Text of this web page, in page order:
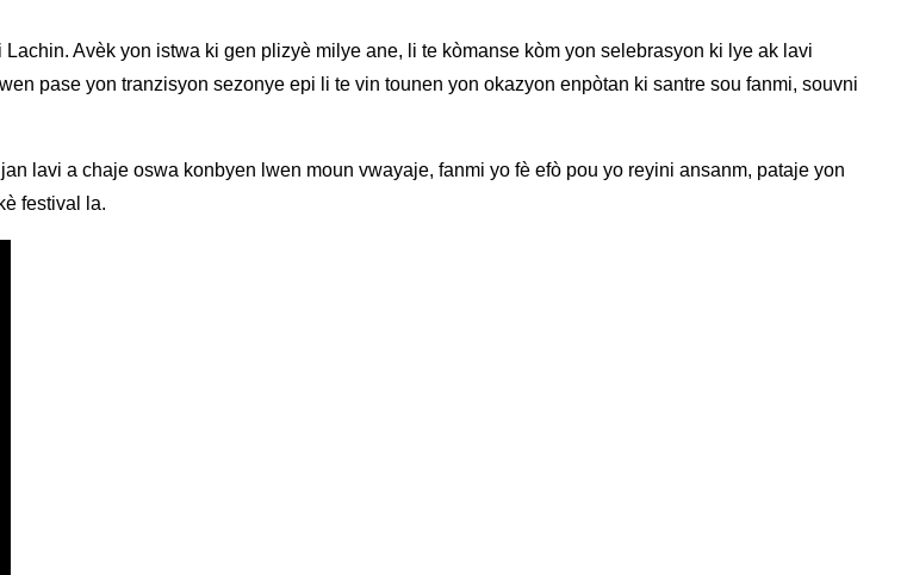
Avèk yon istwa ki gen plizyè milye ane, li te kòmanse kòm yon selebrasyon ki lye ak lavi
pase yon tranzisyon sezonye epi li te vin tounen yon okazyon enpòtan ki santre sou fanmi, souvni
lavi a chaje oswa konbyen lwen moun vwayaje, fanmi yo fè efò pou yo reyini ansanm, pataje yon
festival la.